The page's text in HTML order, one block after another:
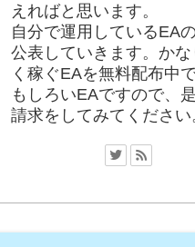
えればと思います。
自分で運用しているEA
公表していきます。かな
く稼ぐEAを無料配布中
もしろいEAですので、
請求をしてみてください